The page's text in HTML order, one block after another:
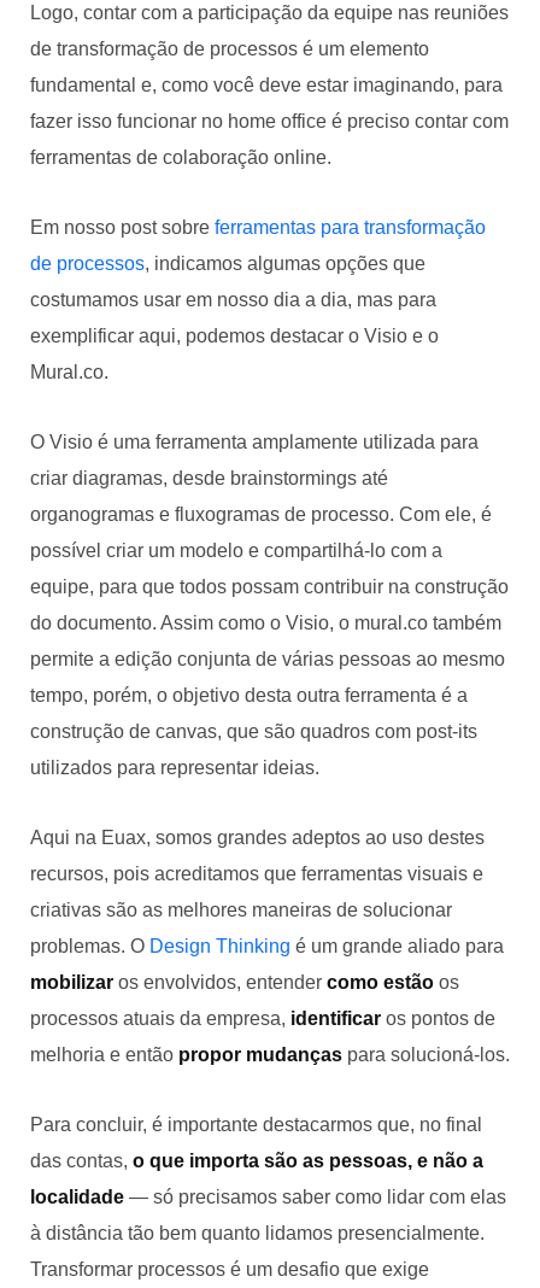
Logo, contar com a participação da equipe nas reuniões
de transformação de processos é um elemento
fundamental e, como você deve estar imaginando, para
fazer isso funcionar no home office é preciso contar com
ferramentas de colaboração online.
Em nosso post sobre ferramentas para transformação
de processos, indicamos algumas opções que
costumamos usar em nosso dia a dia, mas para
exemplificar aqui, podemos destacar o Visio e o
Mural.co.
O Visio é uma ferramenta amplamente utilizada para
criar diagramas, desde brainstormings até
organogramas e fluxogramas de processo. Com ele, é
possível criar um modelo e compartilhá-lo com a
equipe, para que todos possam contribuir na construção
do documento. Assim como o Visio, o mural.co também
permite a edição conjunta de várias pessoas ao mesmo
tempo, porém, o objetivo desta outra ferramenta é a
construção de canvas, que são quadros com post-its
utilizados para representar ideias.
Aqui na Euax, somos grandes adeptos ao uso destes
recursos, pois acreditamos que ferramentas visuais e
criativas são as melhores maneiras de solucionar
problemas. O Design Thinking é um grande aliado para
mobilizar os envolvidos, entender como estão os
processos atuais da empresa, identificar os pontos de
melhoria e então propor mudanças para solucioná-los.
Para concluir, é importante destacarmos que, no final
das contas, o que importa são as pessoas, e não a
localidade — só precisamos saber como lidar com elas
à distância tão bem quanto lidamos presencialmente.
Transformar processos é um desafio que exige